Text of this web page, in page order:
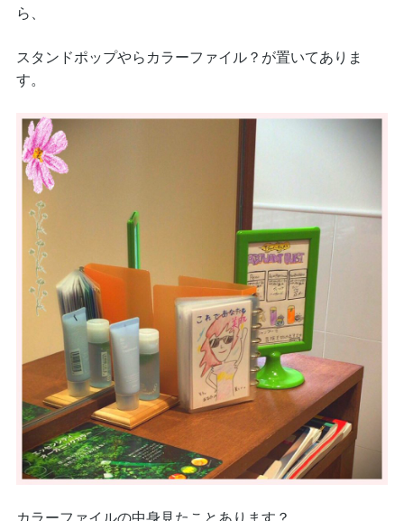
ら、
スタンドポップやらカラーファイル？が置いてありま
す。